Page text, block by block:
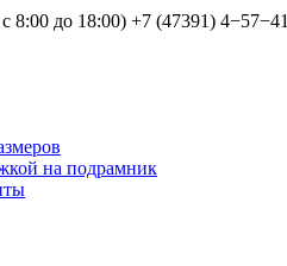
8:00 до 18:00) +7 (47391) 4−57−41
на подрамник